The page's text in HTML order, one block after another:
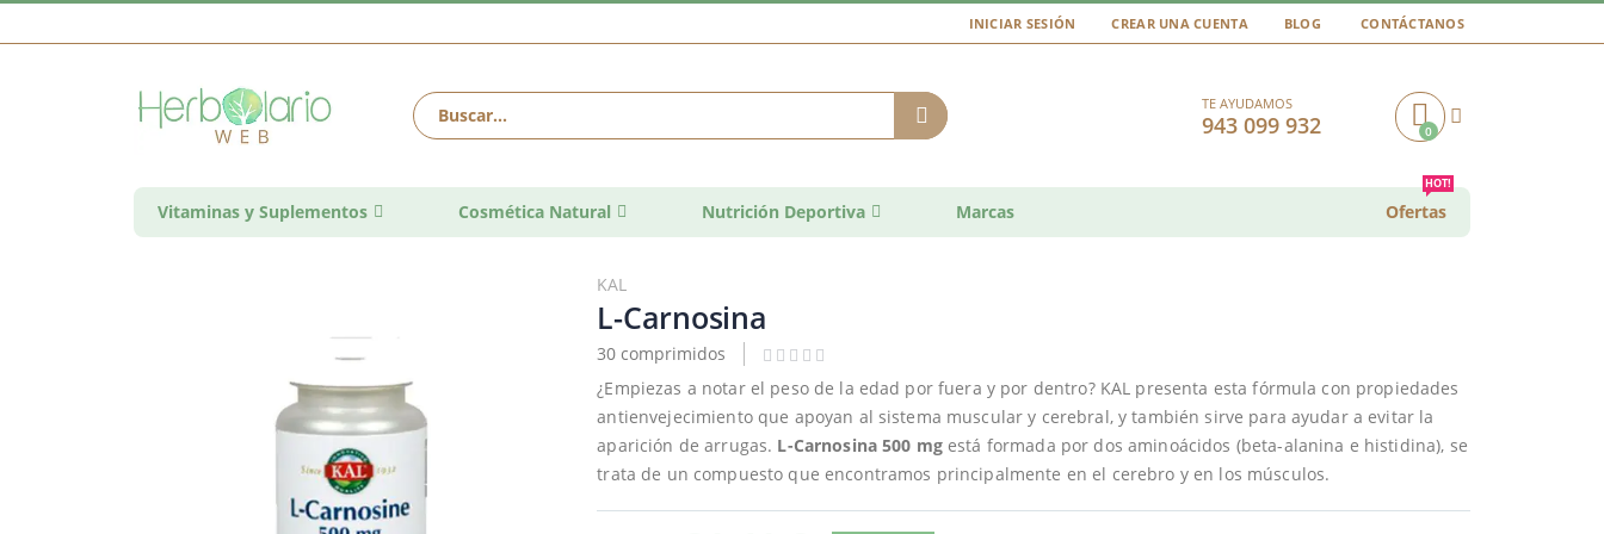
INICIAR SESIÓN CREAR UNA CUENTA BLOG CONTÁCTANOS
TE AYUDAMOS
943 099 932 Cart0
Vitaminas y Suplementos Cosmética Natural Nutrición Deportiva Marcas Ofertas
HOT!
KAL
L-Carnosina
30 comprimidos
¿Empiezas a notar el peso de la edad por fuera y por dentro? KAL presenta esta fórmula con propiedades
antienvejecimiento que apoyan al sistema muscular y cerebral, y también sirve para ayudar a evitar la
aparición de arrugas. L-Carnosina 500 mgestá formada por dos aminoácidos (beta-alanina e histidina), se
trata de un compuesto que encontramos principalmente en el cerebro y en los músculos.